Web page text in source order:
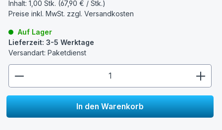
Inhalt: 1,00 Stk. (67,90 € / Stk.)
Preise inkl. MwSt. zzgl. Versandkosten
Auf Lager
Lieferzeit: 3-5 Werktage
Versandart: Paketdienst
In den Warenkorb